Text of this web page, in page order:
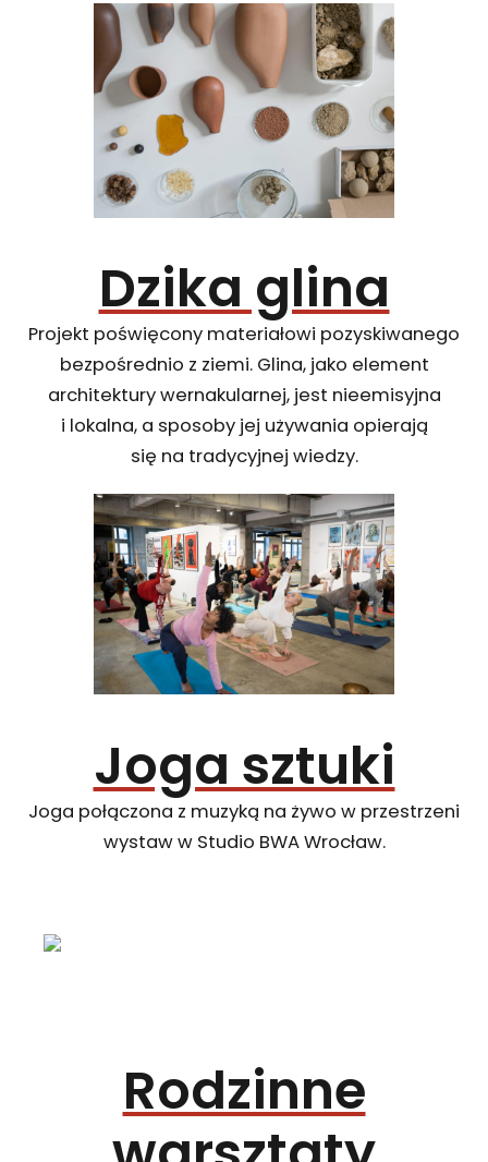
Dzika glina
Projekt poświęcony materiałowi pozyskiwanego
bezpośrednio z ziemi. Glina, jako element
architektury wernakularnej, jest nieemisyjna
i lokalna, a sposoby jej używania opierają
się na tradycyjnej wiedzy.
Joga sztuki
Joga połączona z muzyką na żywo w przestrzeni
wystaw w Studio BWA Wrocław.
Rodzinne